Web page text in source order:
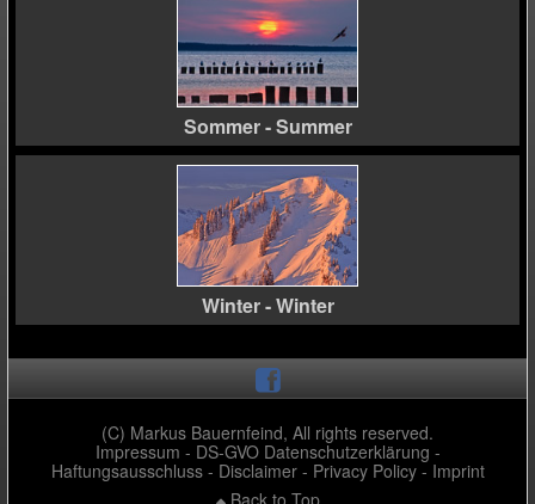
Sommer - Summer
Winter - Winter
(C) Markus Bauernfeind, All rights reserved.
Impressum - DS-GVO Datenschutzerklärung -
Haftungsausschluss - Disclaimer - Privacy Policy - Imprint
Back to Top